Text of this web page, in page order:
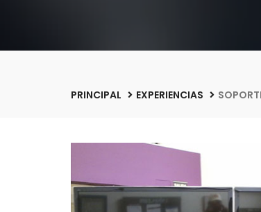
PRINCIPAL EXPERIENCIAS